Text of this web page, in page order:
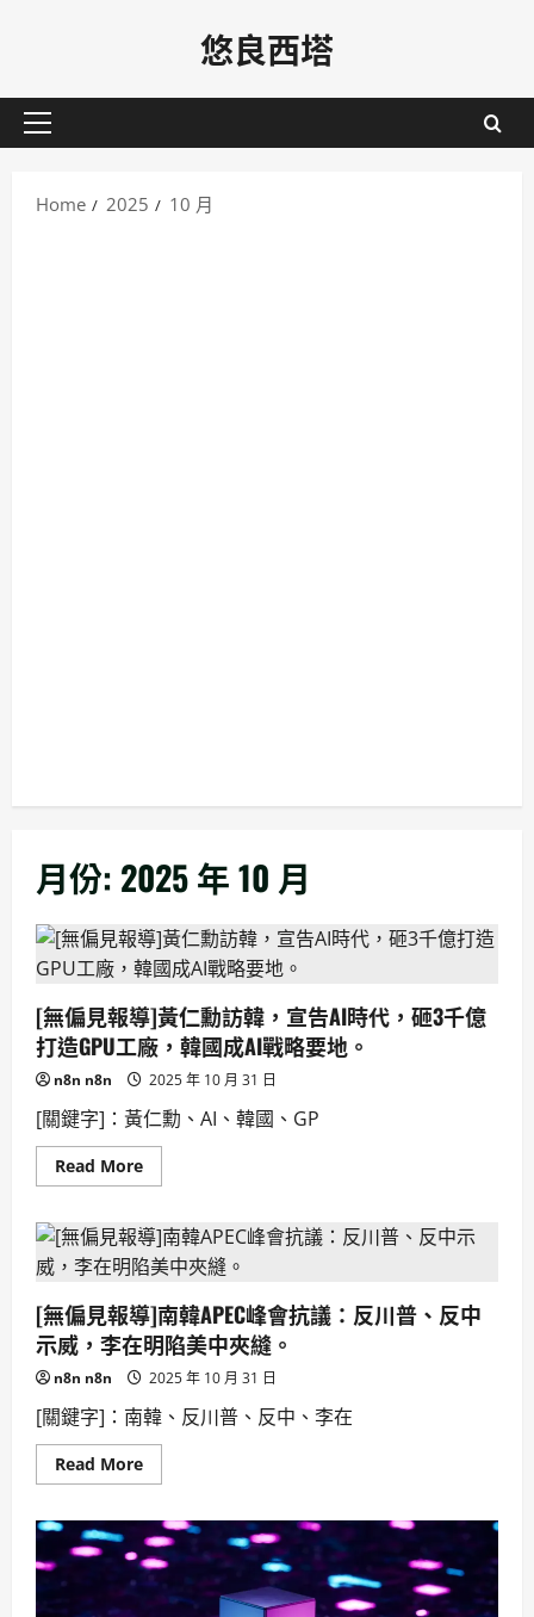
悠良西塔
Primary
Home
2025 10 月
月份: 2025 年 10 月
[無偏見報導]黃仁勳訪韓，宣告AI時代，砸3千億
打造GPU工廠，韓國成AI戰略要地。
n8n n8n 2025 年 10 月 31 日
[關鍵字]：黃仁勳、AI、韓國、GP
Read MoreRead
more
偏
見
報
導]
仁
勳
訪
宣
AI
時
代，
砸
3
億
打
造
GPU
工
廠，
[無偏見報導]南韓APEC峰會抗議：反川普、反中
示威，李在明陷美中夾縫。
n8n n8n 2025 年 10 月 31 日
[關鍵字]：南韓、反川普、反中、李在
Read MoreRead
more
偏
見
報
導]